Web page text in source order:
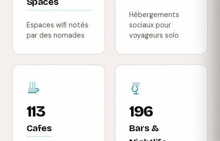
Espaces wifi notés
par des nomades
Hébergements
sociaux pour
voyageurs solo
113
Cafes
196
Bars &